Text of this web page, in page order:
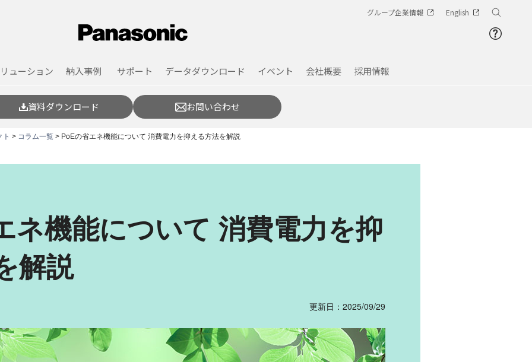
グループ企業情報 English
ューション 納入事例 サポート データダウンロード イベント 会社概要 採用情報
資料ダウンロード お問い合わせ
ト > コラム一覧> PoEの省エネ機能について 消費電力を抑える方法を解説
ネ機能について 消費電力を抑
解説
更新日：2025/09/29